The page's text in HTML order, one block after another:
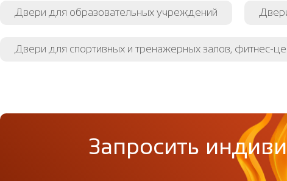
Двери для образовательных учреждений
Двери для спортивных и тренажерных залов, фитнес-
Запросить